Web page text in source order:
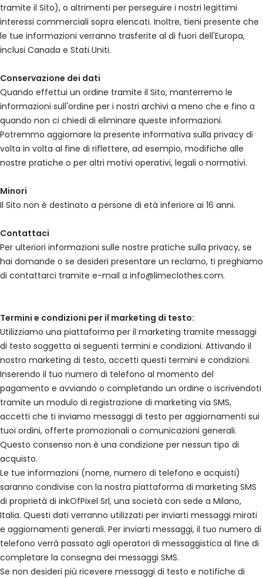
tramite il Sito), o altrimenti per perseguire i nostri legittimi
interessi commerciali sopra elencati. Inoltre, tieni presente che
le tue informazioni verranno trasferite al di fuori dell'Europa,
inclusi Canada e Stati Uniti.
Conservazione dei dati
Quando effettui un ordine tramite il Sito, manterremo le
informazioni sull'ordine per i nostri archivi a meno che e fino a
quando non ci chiedi di eliminare queste informazioni.
Potremmo aggiornare la presente informativa sulla privacy di
volta in volta al fine di riflettere, ad esempio, modifiche alle
nostre pratiche o per altri motivi operativi, legali o normativi.
Minori
Il Sito non è destinato a persone di età inferiore ai 16 anni.
Contattaci
Per ulteriori informazioni sulle nostre pratiche sulla privacy, se
hai domande o se desideri presentare un reclamo, ti preghiamo
di contattarci tramite e-mail a info@limeclothes.com.
Termini e condizioni per il marketing di testo:
Utilizziamo una piattaforma per il marketing tramite messaggi
di testo soggetta ai seguenti termini e condizioni. Attivando il
nostro marketing di testo, accetti questi termini e condizioni.
Inserendo il tuo numero di telefono al momento del
pagamento e avviando o completando un ordine o iscrivendoti
tramite un modulo di registrazione di marketing via SMS,
accetti che ti inviamo messaggi di testo per aggiornamenti sui
tuoi ordini, offerte promozionali o comunicazioni generali.
Questo consenso non è una condizione per nessun tipo di
acquisto.
Le tue informazioni (nome, numero di telefono e acquisti)
saranno condivise con la nostra piattaforma di marketing SMS
di proprietà di inkOfPixel Srl, una società con sede a Milano,
Italia. Questi dati verranno utilizzati per inviarti messaggi mirati
e aggiornamenti generali. Per inviarti messaggi, il tuo numero di
telefono verrà passato agli operatori di messaggistica al fine di
completare la consegna dei messaggi SMS.
Se non desideri più ricevere messaggi di testo e notifiche di